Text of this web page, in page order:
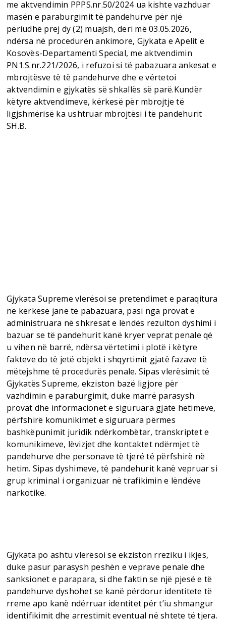
me aktvendimin PPPS.nr.50/2024 ua kishte vazhduar
masën e paraburgimit të pandehurve për një
periudhë prej dy (2) muajsh, deri më 03.05.2026,
ndërsa në procedurën ankimore, Gjykata e Apelit e
Kosovës-Departamenti Special, me aktvendimin
PN1.S.nr.221/2026, i refuzoi si të pabazuara ankesat e
mbrojtësve të të pandehurve dhe e vërtetoi
aktvendimin e gjykatës së shkallës së parë.Kundër
këtyre aktvendimeve, kërkesë për mbrojtje të
ligjshmërisë ka ushtruar mbrojtësi i të pandehurit
SH.B.
Gjykata Supreme vlerësoi se pretendimet e paraqitura
në kërkesë janë të pabazuara, pasi nga provat e
administruara në shkresat e lëndës rezulton dyshimi i
bazuar se të pandehurit kanë kryer veprat penale që
u vihen në barrë, ndërsa vërtetimi i plotë i këtyre
fakteve do të jetë objekt i shqyrtimit gjatë fazave të
mëtejshme të procedurës penale. Sipas vlerësimit të
Gjykatës Supreme, ekziston bazë ligjore për
vazhdimin e paraburgimit, duke marrë parasysh
provat dhe informacionet e siguruara gjatë hetimeve,
përfshirë komunikimet e siguruara përmes
bashkëpunimit juridik ndërkombëtar, transkriptet e
komunikimeve, lëvizjet dhe kontaktet ndërmjet të
pandehurve dhe personave të tjerë të përfshirë në
hetim. Sipas dyshimeve, të pandehurit kanë vepruar si
grup kriminal i organizuar në trafikimin e lëndëve
narkotike.
Gjykata po ashtu vlerësoi se ekziston rreziku i ikjes,
duke pasur parasysh peshën e veprave penale dhe
sanksionet e parapara, si dhe faktin se një pjesë e të
pandehurve dyshohet se kanë përdorur identitete të
rreme apo kanë ndërruar identitet për t’iu shmangur
identifikimit dhe arrestimit eventual në shtete të tjera.